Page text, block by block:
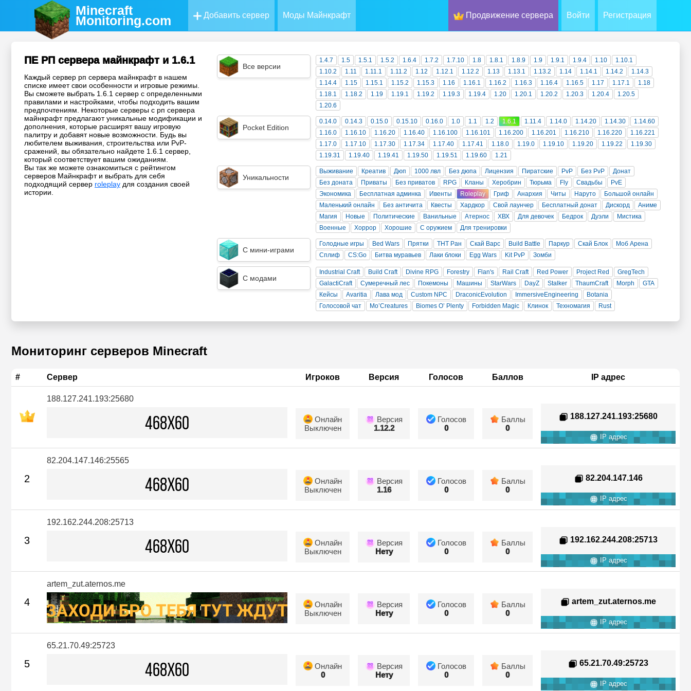
Minecraft
Monitoring.com Добавить сервер Моды Майнкрафт Продвижение сервера Войти Регистрация
ПЕ РП сервера майнкрафт и 1.6.1
Каждый сервер рп сервера майнкрафт в нашем
списке имеет свои особенности и игровые режимы.
Вы сможете выбрать 1.6.1 сервер с определенными
правилами и настройками, чтобы подходить вашим
предпочтениям. Некоторые серверы с рп сервера
майнкрафт предлагают уникальные модификации и
дополнения, которые расширят вашу игровую
палитру и добавят новые возможности. Будь вы
любителем выживания, строительства или PvP-
сражений, вы обязательно найдете 1.6.1 сервер,
который соответствует вашим ожиданиям.
Вы так же можете ознакомиться с рейтингом
серверов Майнкрафт и выбрать для себя
подходящий сервер roleplay для создания своей
истории.
Все версии
1.4.7 1.5 1.5.1 1.5.2 1.6.4 1.7.2 1.7.10 1.8 1.8.1 1.8.9 1.9 1.9.1 1.9.4 1.10
1.10.1
1.10.2
1.11 1.11.1 1.11.2 1.12 1.12.1 1.12.2 1.13 1.13.1 1.13.2 1.14 1.14.1 1.14.2
1.14.3
1.14.4
1.15 1.15.1 1.15.2 1.15.3 1.16 1.16.1 1.16.2 1.16.3 1.16.4 1.16.5 1.17 1.17.1
1.18
1.18.1
1.18.2 1.19 1.19.1 1.19.2 1.19.3 1.19.4 1.20 1.20.1 1.20.2 1.20.3 1.20.4
1.20.5
1.20.6
Pocket Edition
0.14.0 0.14.3 0.15.0 0.15.10 0.16.0 1.0 1.1 1.2 1.6.1 1.11.4 1.14.0 1.14.20 1.14.30
1.14.60
1.16.0
1.16.10 1.16.20 1.16.40 1.16.100 1.16.101 1.16.200 1.16.201 1.16.210 1.16.220
1.16.221
1.17.0
1.17.10 1.17.30 1.17.34 1.17.40 1.17.41 1.18.0 1.19.0 1.19.10 1.19.20 1.19.22
1.19.30
1.19.31
1.19.40 1.19.41 1.19.50 1.19.51 1.19.60 1.21
Уникальности
Выживание Креатив Дюп 1000 лвл Без дюпа Лицензия Пиратские PvP Без PvP
Донат
Без доната
Приваты Без приватов RPG Кланы Херобрин Тюрьма Fly Свадьбы
PvE
Экономика
Бесплатная админка Ивенты Roleplay Гриф Анархия Читы Наруто
Большой онлайн
Маленький онлайн
Без античита Квесты Хардкор Свой лаунчер Бесплатный донат Дискорд
Аниме
Магия
Новые Политические Ванильные Атернос ХВХ Для девочек Бедрок Дуэли
Мистика
Военные
Хоррор Хорошие С оружием Для тренировки
С мини-играми
Голодные игры Bed Wars Прятки ТНТ Ран Скай Варс Build Battle Паркур Скай Блок
Моб Арена
Сплиф
CS:Go Битва муравьев Лаки блоки Egg Wars Kit PvP Зомби
С модами
Industrial Craft Build Craft Divine RPG Forestry Flan's Rail Craft Red Power Project Red
GregTech
GalactiCraft
Сумеречный лес Покемоны Машины StarWars DayZ Stalker ThaumCraft Morph
GTA
Кейсы
Avaritia Лава мод Custom NPC DraconicEvolution ImmersiveEngineering
Botania
Голосовой чат
Mo’Creatures Biomes O’ Plenty Forbidden Magic Клинок Техномагия Rust
Мониторинг серверов Minecraft
# Сервер Игроков Версия Голосов Баллов IP адрес
188.127.241.193:25680
Онлайн
Выключен
Версия
1.12.2
Голосов
0
Баллы
0
188.127.241.193:25680
IP адрес
2
82.204.147.146:25565
Онлайн
Выключен
Версия
1.16
Голосов
0
Баллы
0
82.204.147.146
IP адрес
3
192.162.244.208:25713
Онлайн
Выключен
Версия
Нету
Голосов
0
Баллы
0
192.162.244.208:25713
IP адрес
4
artem_zut.aternos.me
Онлайн
Выключен
Версия
Нету
Голосов
0
Баллы
0
artem_zut.aternos.me
IP адрес
5
65.21.70.49:25723
Онлайн
0
Версия
Нету
Голосов
0
Баллы
0
65.21.70.49:25723
IP адрес